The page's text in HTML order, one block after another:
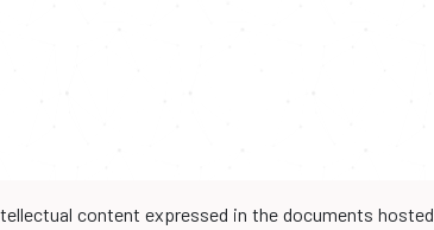
content expressed in the documents